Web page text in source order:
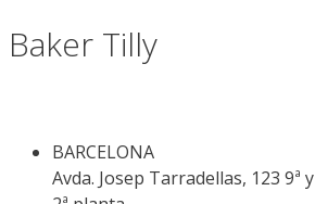
Baker Tilly
BARCELONA
Avda. Josep Tarradellas, 123 9ª y